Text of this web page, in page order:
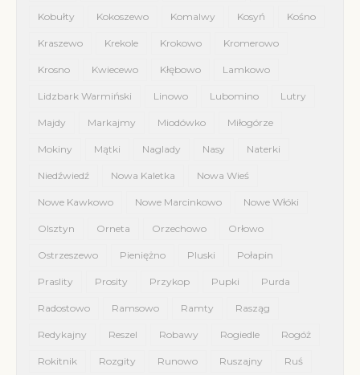
Kobułty Kokoszewo Komalwy Kosyń Kośno
Kraszewo Krekole Krokowo Kromerowo
Krosno Kwiecewo Kłębowo Lamkowo
Lidzbark Warmiński Linowo Lubomino Lutry
Majdy Markajmy Miodówko Miłogórze
Mokiny Mątki Naglady Nasy Naterki
Niedźwiedź Nowa Kaletka Nowa Wieś
Nowe Kawkowo Nowe Marcinkowo Nowe Włóki
Olsztyn Orneta Orzechowo Orłowo
Ostrzeszewo Pieniężno Pluski Połapin
Praslity Prosity Przykop Pupki Purda
Radostowo Ramsowo Ramty Rasząg
Redykajny Reszel Robawy Rogiedle Rogóż
Rokitnik Rozgity Runowo Ruszajny Ruś